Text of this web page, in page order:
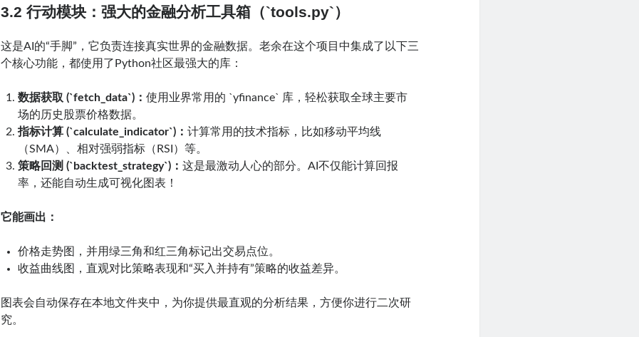
3.2 行动模块：强大的金融分析工具箱（`tools.py`）
这是AI的“手脚”，它负责连接真实世界的金融数据。老余在这个项目中集成了以下三
个核心功能，都使用了Python社区最强大的库：
数据获取 (`fetch_data`)：使用业界常用的 `yfinance` 库，轻松获取全球主要市
场的历史股票价格数据。
指标计算 (`calculate_indicator`)：计算常用的技术指标，比如移动平均线
（SMA）、相对强弱指标（RSI）等。
策略回测 (`backtest_strategy`)：这是最激动人心的部分。AI不仅能计算回报
率，还能自动生成可视化图表！
它能画出：
价格走势图，并用绿三角和红三角标记出交易点位。
收益曲线图，直观对比策略表现和“买入并持有”策略的收益差异。
图表会自动保存在本地文件夹中，为你提供最直观的分析结果，方便你进行二次研
究。